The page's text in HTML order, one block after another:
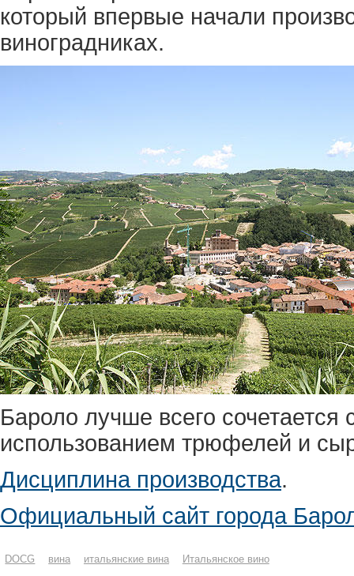
который впервые начали
виноградниках.
Бароло лучше всего
использованием трюфелей и
Дисциплина производства.
Официальный сайт города
DOCG вина итальянские вина Итальянское вино